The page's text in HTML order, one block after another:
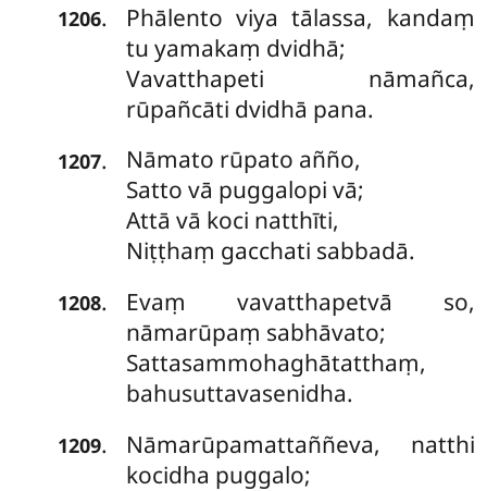
1206.
Phālento viya tālassa, kandaṃ
tu yamakaṃ dvidhā;
Vavatthapeti nāmañca,
rūpañcāti dvidhā pana.
1207.
Nāmato rūpato añño,
Satto vā puggalopi vā;
Attā vā koci natthīti,
Niṭṭhaṃ gacchati sabbadā.
1208.
Evaṃ vavatthapetvā so,
nāmarūpaṃ sabhāvato;
Sattasammohaghātatthaṃ,
bahusuttavasenidha.
1209.
Nāmarūpamattaññeva, natthi
kocidha puggalo;